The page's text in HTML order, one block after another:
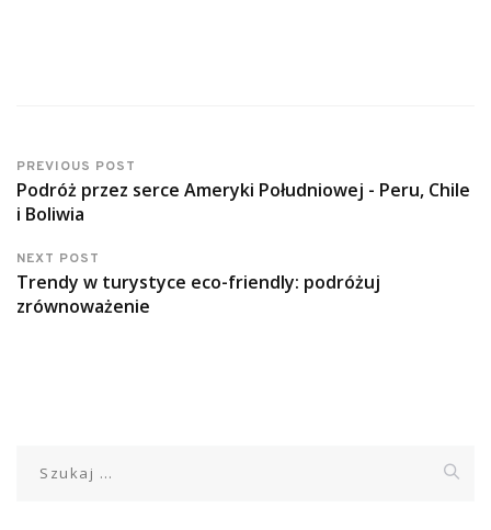
PREVIOUS POST
Podróż przez serce Ameryki Południowej - Peru, Chile
i Boliwia
NEXT POST
Trendy w turystyce eco-friendly: podróżuj
zrównoważenie